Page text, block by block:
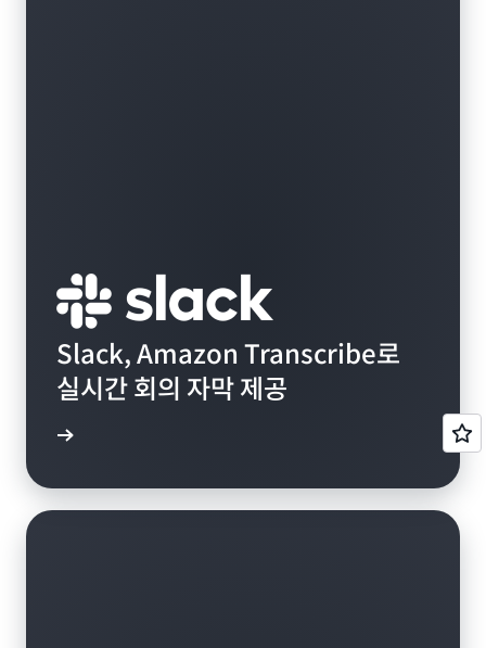
Slack, Amazon Transcribe로
실시간 회의 자막 제공